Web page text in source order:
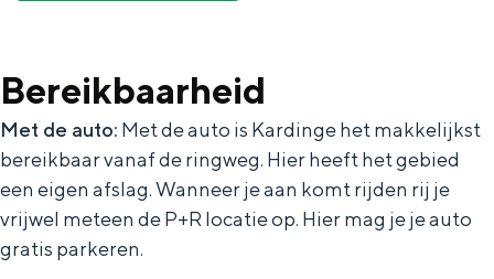
Bereikbaarheid
Met de auto: Met de auto is Kardinge het makkelijkst
bereikbaar vanaf de ringweg. Hier heeft het gebied
een eigen afslag. Wanneer je aan komt rijden rij je
vrijwel meteen de P+R locatie op. Hier mag je je auto
gratis parkeren.